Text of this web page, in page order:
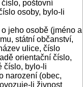
poštovní
osoby, bylo-li
jeho osobě (jméno a
státní občanství,
ulice, číslo
orientační číslo,
číslo, bylo-li
narození (obec,
li živnost